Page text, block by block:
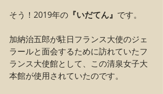
そう！2019年の 『いだてん』 です。
加納治五郎が駐日フランス大使のジェ
ラールと面会するために訪れていたフ
ランス大使館として、この清泉女子大
本館が使用されていたのです。